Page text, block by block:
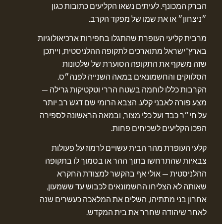
הברק המכונף. לעיתים נשאו הקליעים כתובות כגון
״ניצחון״ או את שמו של מפקד הקרב.
מרבית קליעי העופרת שהתגלו בחפירות ארכיאולוגיות
בארץ־ישראל מתוארכים לתקופה ההלניסטית, וייתכן
שזה משקף את התקופה הסוערת של שלטונות
הסלווקים והחשמונאים במאה השנייה לפנה״ס.
הקרבות כללו לוחמה בשטח הררי וטקטיקות גרילה —
מצע פורה לאבני קלע. הצבא הרומי שם דגש רב יותר
על חי״ר כבד ועל כלי מצור, ובמאה הראשונה לספירה
הפכו הקליעים לשכיחים פחות.
קלעי העופרת מהר הבית עשויים לרמוז על פעולות
צבאיות שהתרחשו בתוך ההר או בסמוך לו בתקופה
ההלניסטית — אולי אף בהקשר למצודת החקרא
שאותה לא הצליחו החשמונאים לכבוש עד ששמעון,
אחרון בני מתתיהו, השלים את המלאכה כעשרים שנה
לאחר שיהודה שחרר את בית המקדש.